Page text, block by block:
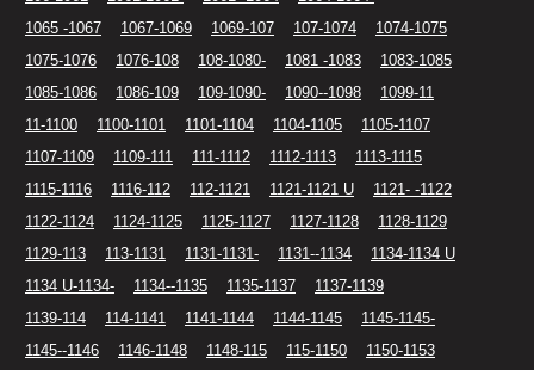
1065 -1067
1067-1069 1069-107 107-1074
1074-1075
1075-1076
1076-108 108-1080- 1081 -1083
1083-1085
1085-1086
1086-109 109-1090- 1090--1098
1099-11
11-1100
1100-1101 1101-1104 1104-1105
1105-1107
1107-1109
1109-111 111-1112 1112-1113
1113-1115
1115-1116
1116-112 112-1121 1121-1121 U
1121- -1122
1122-1124
1124-1125 1125-1127 1127-1128
1128-1129
1129-113
113-1131 1131-1131- 1131--1134
1134-1134 U
1134 U-1134-
1134--1135 1135-1137
1137-1139
1139-114
114-1141 1141-1144 1144-1145
1145-1145-
1145--1146
1146-1148 1148-115 115-1150
1150-1153